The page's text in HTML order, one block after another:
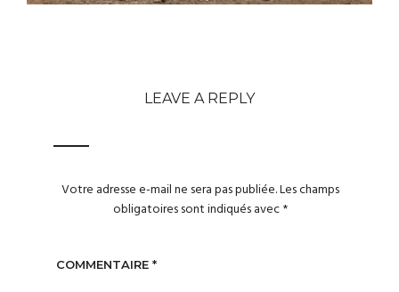
LEAVE A REPLY
Votre adresse e-mail ne sera pas publiée.Les champs
obligatoires sont indiqués avec*
COMMENTAIRE *